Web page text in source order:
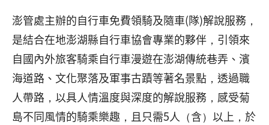
澎管處主辦的自行車免費領騎及隨車(隊)解說服務，
是結合在地澎湖縣自行車協會專業的夥伴，引領來
自國內外旅客騎乘自行車漫遊在澎湖傳統巷弄、濱
海道路、文化聚落及軍事古蹟等著名景點，透過職
人帶路，以具人情溫度與深度的解說服務，感受菊
島不同風情的騎乘樂趣，且只需5人（含）以上，於